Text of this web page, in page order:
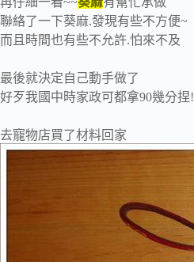
聯絡了一下葵麻.發現有些不方便~
而且時間也有些不允許.怕來不及
最後就決定自己動手做了
好歹我國中時家政可都拿90幾分捏!
去寵物店買了材料回家